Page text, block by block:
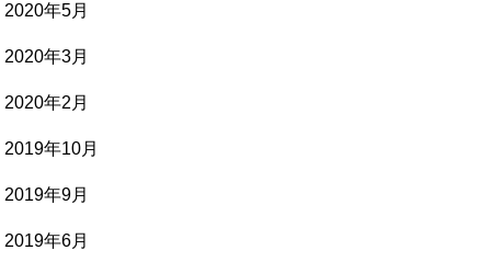
2020年5月
2020年3月
2020年2月
2019年10月
2019年9月
2019年6月